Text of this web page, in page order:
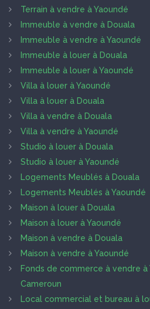
Terrain à vendre à Yaoundé
Immeuble à vendre à Douala
Immeuble à vendre à Yaoundé
Immeuble à louer à Douala
Immeuble à louer à Yaoundé
Villa à louer à Yaoundé
Villa à louer à Douala
Villa à vendre à Douala
Villa à vendre à Yaoundé
Studio à louer à Douala
Studio à louer à Yaoundé
Logements Meublés à Douala
Logements Meublés à Yaoundé
Maison à louer à Douala
Maison à louer à Yaoundé
Maison à vendre à Douala
Maison à vendre à Yaoundé
Fonds de commerce à vendre à
Cameroun
Local commercial et bureau à